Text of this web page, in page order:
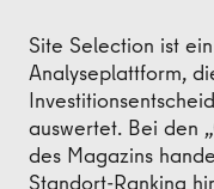
Site Selection ist
Analyseplattform,
auswertet. Bei den
des Magazins
Standort-Ranking